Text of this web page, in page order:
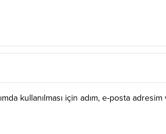
kullanılması için adım, e-posta